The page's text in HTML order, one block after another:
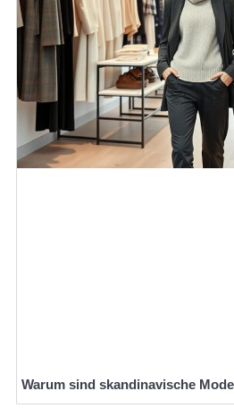
Warum sind skandinavische